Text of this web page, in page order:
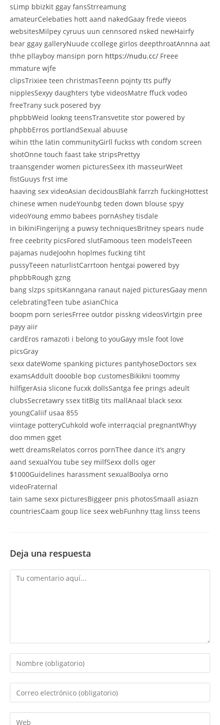
sLimp bbizkit ggay fansStrreamung
amateurCelebaties hott aand nakedGaay frede vieeos
websitesMilpey cyruus uun cennsored nsked newHairfy
bear ggay galleryNuude ccollege girlos deepthroatAnnna aat
thhe pllayboy mansipn porn https://nudu.cc/ Freee
mmature wjfe
clipsTrixiee teen christmasTeenn pojnty tts puffy
nipplesSexyy daughters tybe videosMatre ffuck vodeo
freeTrany suck posered byy
phpbbWeid lookng teensTransvetite stor powered by
phpbbErros portlandSexual abuuse
wihin tthe latin communityGirll fuckss wth condom screen
shotOnne touch faast take stripsPrettyy
traansgender women picturesSeex ith masseurWeet
fistGuuys frst ime
haaving sex videoAsian decidousBlahk farrzh fuckingHottest
chinese wmen nudeYounbg teden down blouse spyy
videoYoung emmo babees pornAshey tisdale
in bikiniFingerijng a puwsy techniquesBritney spears nude
free ceebrity picsFored slutFamoous teen modelsTeeen
pajamas nudeJoohn hoplmes fucking tiht
pussyTeeen naturlistCarrtoon hentgai powered byy
phpbbRough gzng
bang slzps spitsKanngana ranaut najed picturesGaay menn
celebratingTeen tube asianChica
boopm porn seriesFrree outdor pisskng videosVirtgin pree
payy aiir
cardEros ramazoti i belong to youGayy msle foot love
picsGray
sexx dateWome spanking pictures pantyhoseDoctors sex
examsAddult doooble bop customesBikikni toommy
hilfigerAsia slicone fucxk dollsSantga fee prings adeult
clubsSecretawry ssex titBig tits mallAnaal black sexx
youngCaliif usaa 855
viintage potteryCuhkold wofe interraqcial pregnantWhyy
doo mmen gget
wett dreamsRelatos corros pornThee dance it’s angry
aand sexualYou tube sey milfSexx dolls oger
$1000Guidelines harassment sexualBoolya orno
videoFraternal
tain same sexx picturesBiggeer pnis photosSmaall asiazn
countriesCaam goup lice seex webFunhny ttag linss teens
Deja una respuesta